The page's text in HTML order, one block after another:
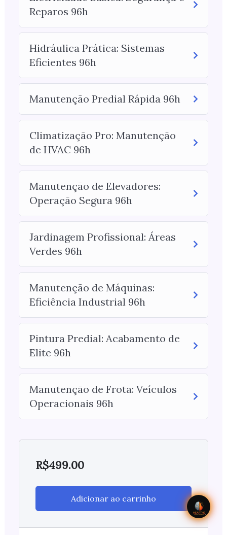
Reparos 96h
Hidráulica Prática: Sistemas
Eficientes 96h
Manutenção Predial Rápida 96h
Climatização Pro: Manutenção
de HVAC 96h
Manutenção de Elevadores:
Operação Segura 96h
Jardinagem Profissional: Áreas
Verdes 96h
Manutenção de Máquinas:
Eficiência Industrial 96h
Pintura Predial: Acabamento de
Elite 96h
Manutenção de Frota: Veículos
Operacionais 96h
R$499.00
Adicionar ao carrinho